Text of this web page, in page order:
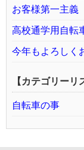
お客様第一主義
高校通学用自転
今年もよろしく
【カテゴリーリ
自転車の事